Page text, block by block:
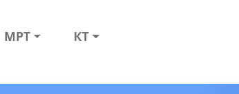
МРТ КТ